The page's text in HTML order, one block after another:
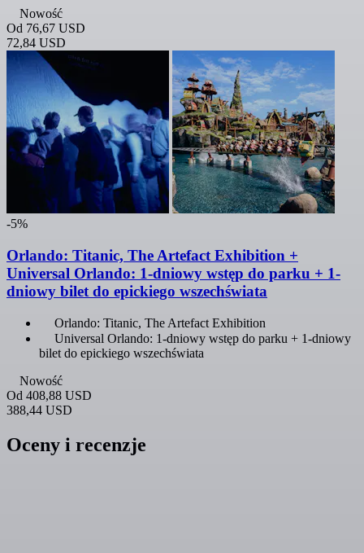
Nowość
Od 76,67 USD
72,84 USD
-5%
Orlando: Titanic, The Artefact Exhibition +
Universal Orlando: 1-dniowy wstęp do parku + 1-
dniowy bilet do epickiego wszechświata
Orlando: Titanic, The Artefact Exhibition
Universal Orlando: 1-dniowy wstęp do parku + 1-dniowy
bilet do epickiego wszechświata
Nowość
Od 408,88 USD
388,44 USD
Oceny i recenzje